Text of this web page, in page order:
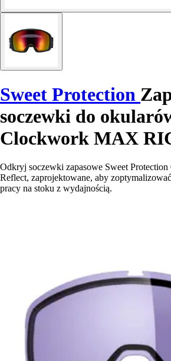
Sweet Protection
soczewki do
Clockwork MAX
Odkryj soczewki zapasowe Sweet
Reflect, zaprojektowane, aby
pracy na stoku z wydajnością.